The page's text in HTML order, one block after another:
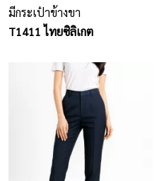
มีกระเป๋าข้างขา
T1411 ไทยซิลิเกต